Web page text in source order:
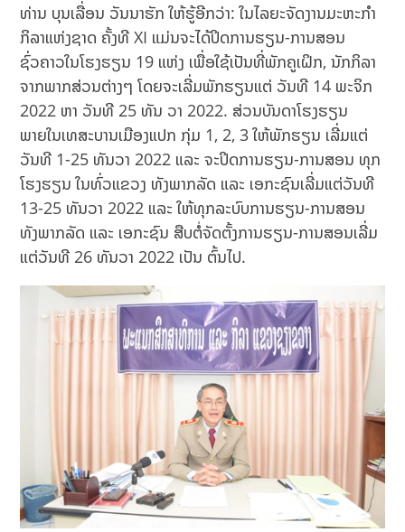
ທ່ານ ບຸນເລື່ອນ ວັນນາຮັກ ໃຫ້ຮູ້ອີກວ່າ: ໃນໄລຍະຈັດງານມະຫະກຳ
ກິລາແຫ່ງຊາດ ຄັ້ງທີ XI ແມ່ນຈະໄດ້ປິດການຮຽນ-ການສອນ
ຊົ່ວຄາວໃນໂຮງຮຽນ 19 ແຫ່ງ ເພື່ອໃຊ້ເປັນທີ່ພັກຄູເຝິກ, ນັກກິລາ
ຈາກພາກສ່ວນຕ່າງໆ ໂດຍຈະເລີ່ມພັກຮຽນແຕ່ ວັນທີ 14 ພະຈິກ
2022 ຫາ ວັນທີ 25 ທັນ ວາ 2022. ສ່ວນບັນດາໂຮງຮຽນ
ພາຍໃນເທສະບານເມືອງແປກ ກຸ່ມ 1, 2, 3 ໃຫ້ພັກຮຽນ ເລີ່ມແຕ່
ວັນທີ 1-25 ທັນວາ 2022 ແລະ ຈະປິດການຮຽນ-ການສອນ ທຸກ
ໂຮງຮຽນ ໃນທົ່ວແຂວງ ທັງພາກລັດ ແລະ ເອກະຊົນເລີ່ມແຕ່ວັນທີ
13-25 ທັນວາ 2022 ແລະ ໃຫ້ທຸກລະບົບການຮຽນ-ການສອນ
ທັງພາກລັດ ແລະ ເອກະຊົນ ສືບຕໍ່ຈັດຕັ້ງການຮຽນ-ການສອນເລີ່ມ
ແຕ່ວັນທີ 26 ທັນວາ 2022 ເປັນ ຕົ້ນໄປ.